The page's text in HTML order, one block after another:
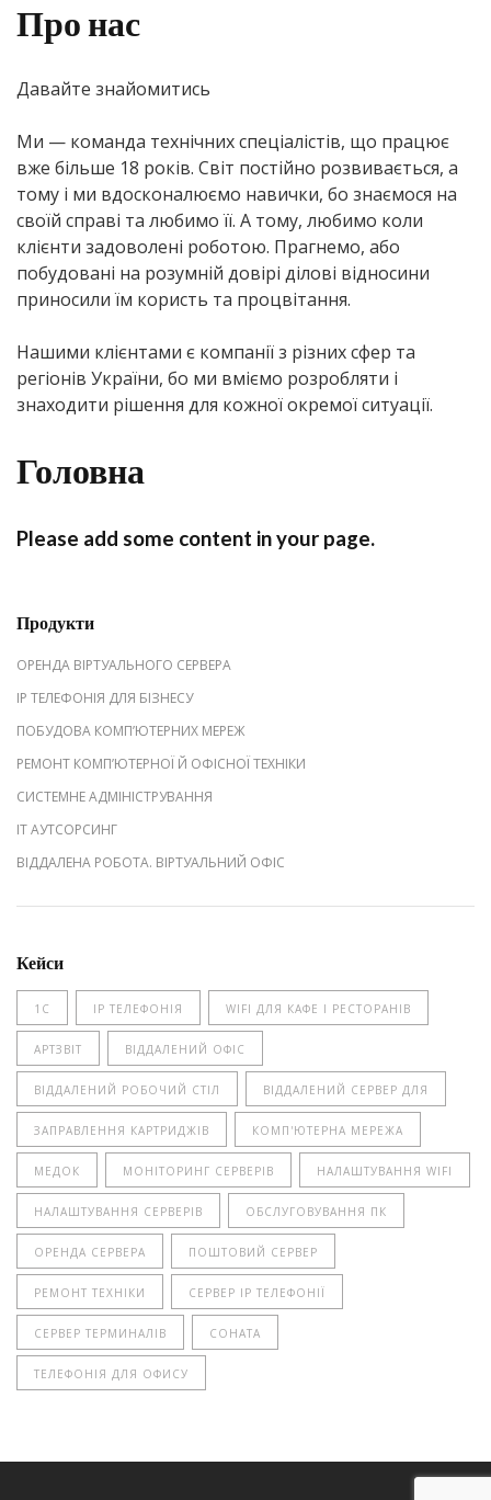
Про нас
Давайте знайомитись
Ми — команда технічних спеціалістів, що працює
вже більше 18 років. Світ постійно розвивається, а
тому і ми вдосконалюємо навички, бо знаємося на
своїй справі та любимо її. А тому, любимо коли
клієнти задоволені роботою. Прагнемо, або
побудовані на розумній довірі ділові відносини
приносили їм користь та процвітання.
Нашими клієнтами є компанії з різних сфер та
регіонів України, бо ми вміємо розробляти і
знаходити рішення для кожної окремої ситуації.
Головна
Please add some content in your page.
Продукти
ОРЕНДА ВІРТУАЛЬНОГО СЕРВЕРА
IP ТЕЛЕФОНІЯ ДЛЯ БІЗНЕСУ
ПОБУДОВА КОМП’ЮТЕРНИХ МЕРЕЖ
РЕМОНТ КОМП’ЮТЕРНОЇ Й ОФІСНОЇ ТЕХНІКИ
СИСТЕМНЕ АДМІНІСТРУВАННЯ
IT АУТСОРСИНГ
ВІДДАЛЕНА РОБОТА. ВІРТУАЛЬНИЙ ОФІС
Кейси
1С IP ТЕЛЕФОНІЯ WIFI ДЛЯ КАФЕ І РЕСТОРАНІВ
АРТЗВІТ ВІДДАЛЕНИЙ ОФІС
ВІДДАЛЕНИЙ РОБОЧИЙ СТІЛ ВІДДАЛЕНИЙ СЕРВЕР ДЛЯ
ЗАПРАВЛЕННЯ КАРТРИДЖІВ КОМП'ЮТЕРНА МЕРЕЖА
МЕДОК МОНІТОРИНГ СЕРВЕРІВ НАЛАШТУВАННЯ WIFI
НАЛАШТУВАННЯ СЕРВЕРІВ ОБСЛУГОВУВАННЯ ПК
ОРЕНДА СЕРВЕРА ПОШТОВИЙ СЕРВЕР
РЕМОНТ ТЕХНІКИ СЕРВЕР IP ТЕЛЕФОНІЇ
СЕРВЕР ТЕРМИНАЛІВ СОНАТА
ТЕЛЕФОНІЯ ДЛЯ ОФИСУ